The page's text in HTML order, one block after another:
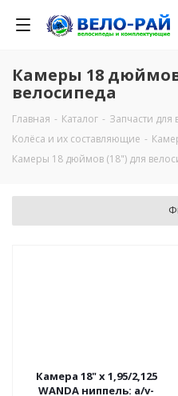
Камеры 18
велосипеда
Главная - Каталог - Запчасти для
Колёса и их составляющие -
Камеры 18 дюймов (18") для
Камера 18" х 1,95/2,125
WANDA ниппель: a/v-